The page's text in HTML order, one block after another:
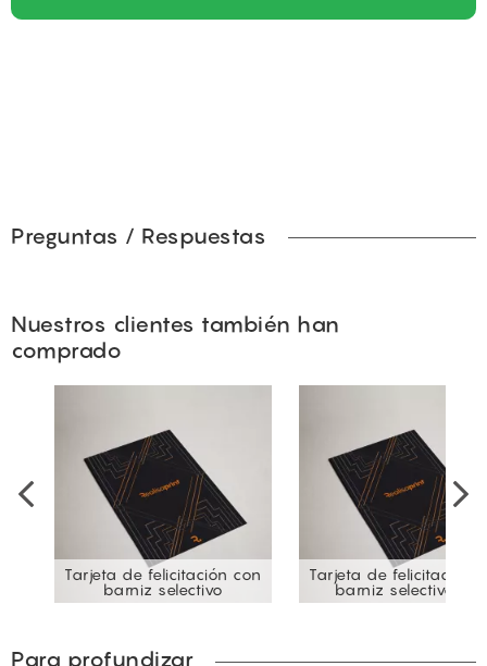
Preguntas / Respuestas
Nuestros clientes también han
comprado
Tarjeta de felicitación con
barniz selectivo
Tarjeta de felicitación
barniz selectivo 3D
Para profundizar